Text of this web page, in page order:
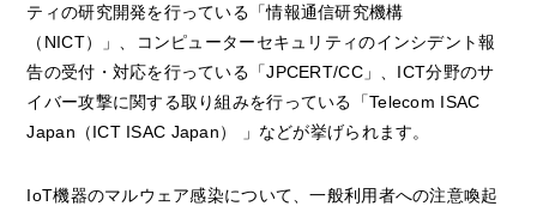
ティの研究開発を行っている「情報通信研究機構
（NICT）」、コンピューターセキュリティのインシデント報
告の受付・対応を行っている「JPCERT/CC」、ICT分野のサ
イバー攻撃に関する取り組みを行っている「Telecom ISAC
Japan（ICT ISAC Japan） 」などが挙げられます。
IoT機器のマルウェア感染について、一般利用者への注意喚起